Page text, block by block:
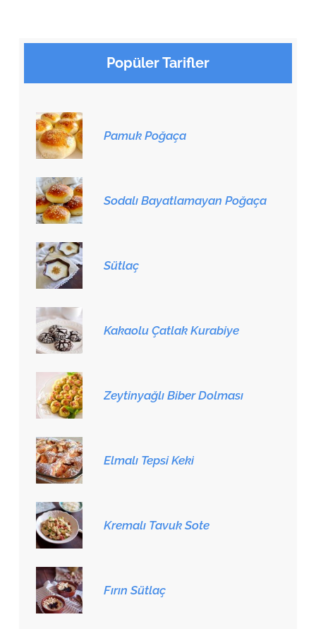
Popüler Tarifler
Pamuk Poğaça
Sodalı Bayatlamayan Poğaça
Sütlaç
Kakaolu Çatlak Kurabiye
Zeytinyağlı Biber Dolması
Elmalı Tepsi Keki
Kremalı Tavuk Sote
Fırın Sütlaç